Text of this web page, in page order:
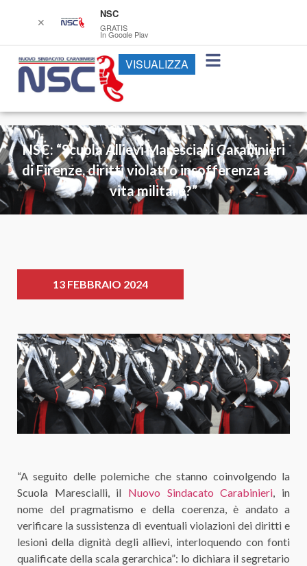
NSC: “Scuola Allievi Marescialli Carabinieri
di Firenze, diritti violati o insofferenza alla
vita militare?”
13 FEBBRAIO 2024
“A seguito delle polemiche che stanno coinvolgendo la
Scuola Marescialli, il Nuovo Sindacato Carabinieri, in
nome del pragmatismo e della coerenza, è andato a
verificare la sussistenza di eventuali violazioni dei diritti e
lesioni della dignità degli allievi, interloquendo con fonti
qualificate della scala gerarchica”: lo dichiara il segretario
✕
NSC
GRATIS
In Google Play
VISUALIZZA